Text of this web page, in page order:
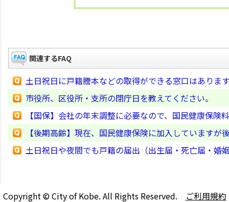
関連するFAQ
土日祝日に戸籍謄本などの取得ができる窓口はありま
市役所、区役所・支所の閉庁日を教えてください。
【国保】会社の年末調整に必要なので、国民健康保
【後期高齢】現在、国民健康保険に加入しています
土日祝日や夜間でも戸籍の届出（出生届・死亡届・婚
Copyright © City of Kobe. All Rights Reserved. ご利用規約